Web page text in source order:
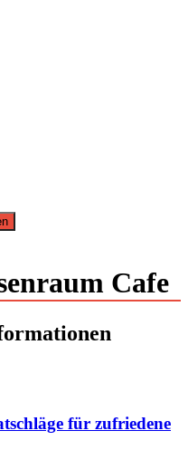
Haustechnik
Cafe
für zufriedene